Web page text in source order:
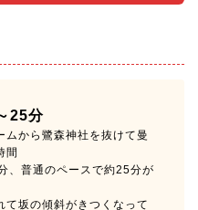
25分
から鷺森神社を抜けて曼
間
、普通のペースで約25分が
坂の傾斜がきつくなって